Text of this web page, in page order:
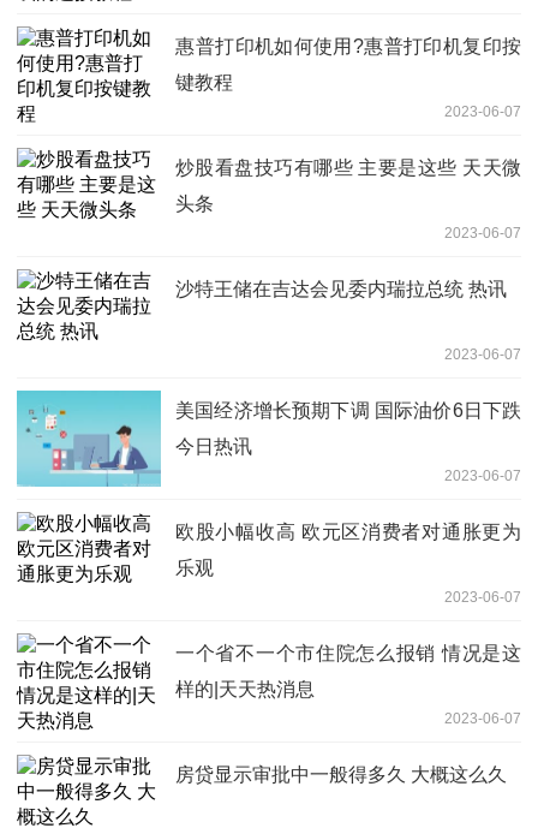
​惠普打印机如何使用?惠普打印机复印按
键教程
2023-06-07
炒股看盘技巧有哪些 主要是这些 天天微
头条
2023-06-07
沙特王储在吉达会见委内瑞拉总统 热讯
2023-06-07
美国经济增长预期下调 国际油价6日下跌
今日热讯
2023-06-07
欧股小幅收高 欧元区消费者对通胀更为
乐观
2023-06-07
一个省不一个市住院怎么报销 情况是这
样的|天天热消息
2023-06-07
房贷显示审批中一般得多久 大概这么久